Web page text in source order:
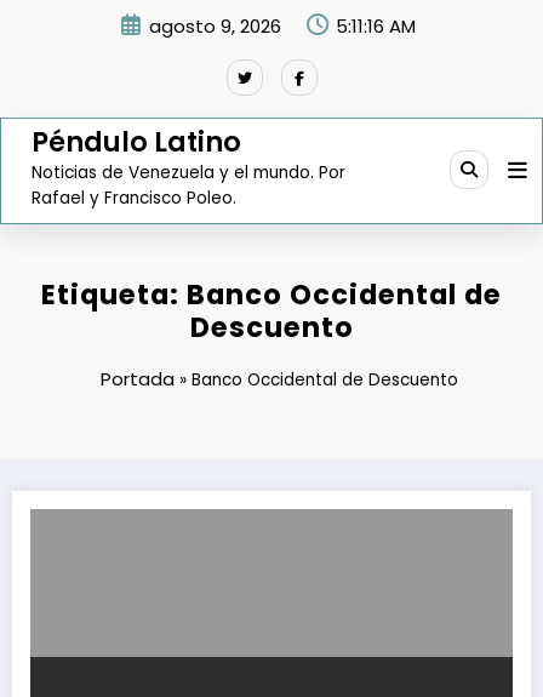
agosto 9, 2026 5:11:17 AM
Péndulo Latino
Noticias de Venezuela y el mundo. Por
Rafael y Francisco Poleo.
Etiqueta: Banco Occidental de
Descuento
Portada »Banco Occidental de Descuento